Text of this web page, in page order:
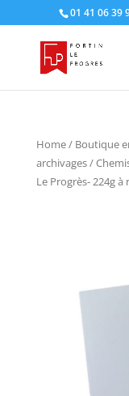
01 41 06 39
Home/ Boutique
archivages/
Le Progrès- 224g à